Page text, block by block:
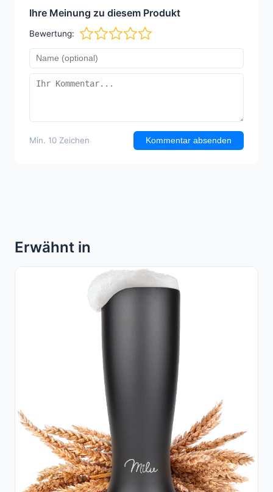
Ihre Meinung zu diesem Produkt
Bewertung:
Min. 10 Zeichen Kommentar absenden
Erwähnt in